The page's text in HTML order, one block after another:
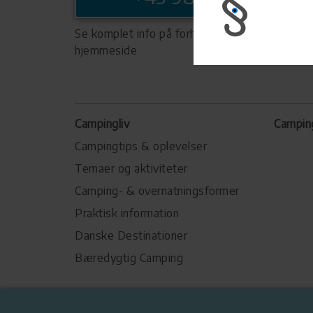
Se komplet info på forhandlerens
hjemmeside
Campingliv
Campingtips & oplevelser
Temaer og aktiviteter
Camping- & overnatningsformer
Praktisk information
Danske Destinationer
Bæredygtig Camping